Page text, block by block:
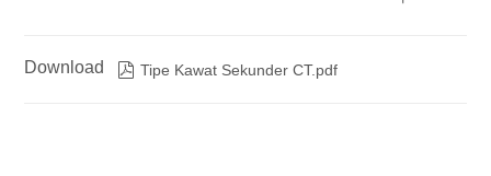
Download  Tipe Kawat Sekunder CT.pdf